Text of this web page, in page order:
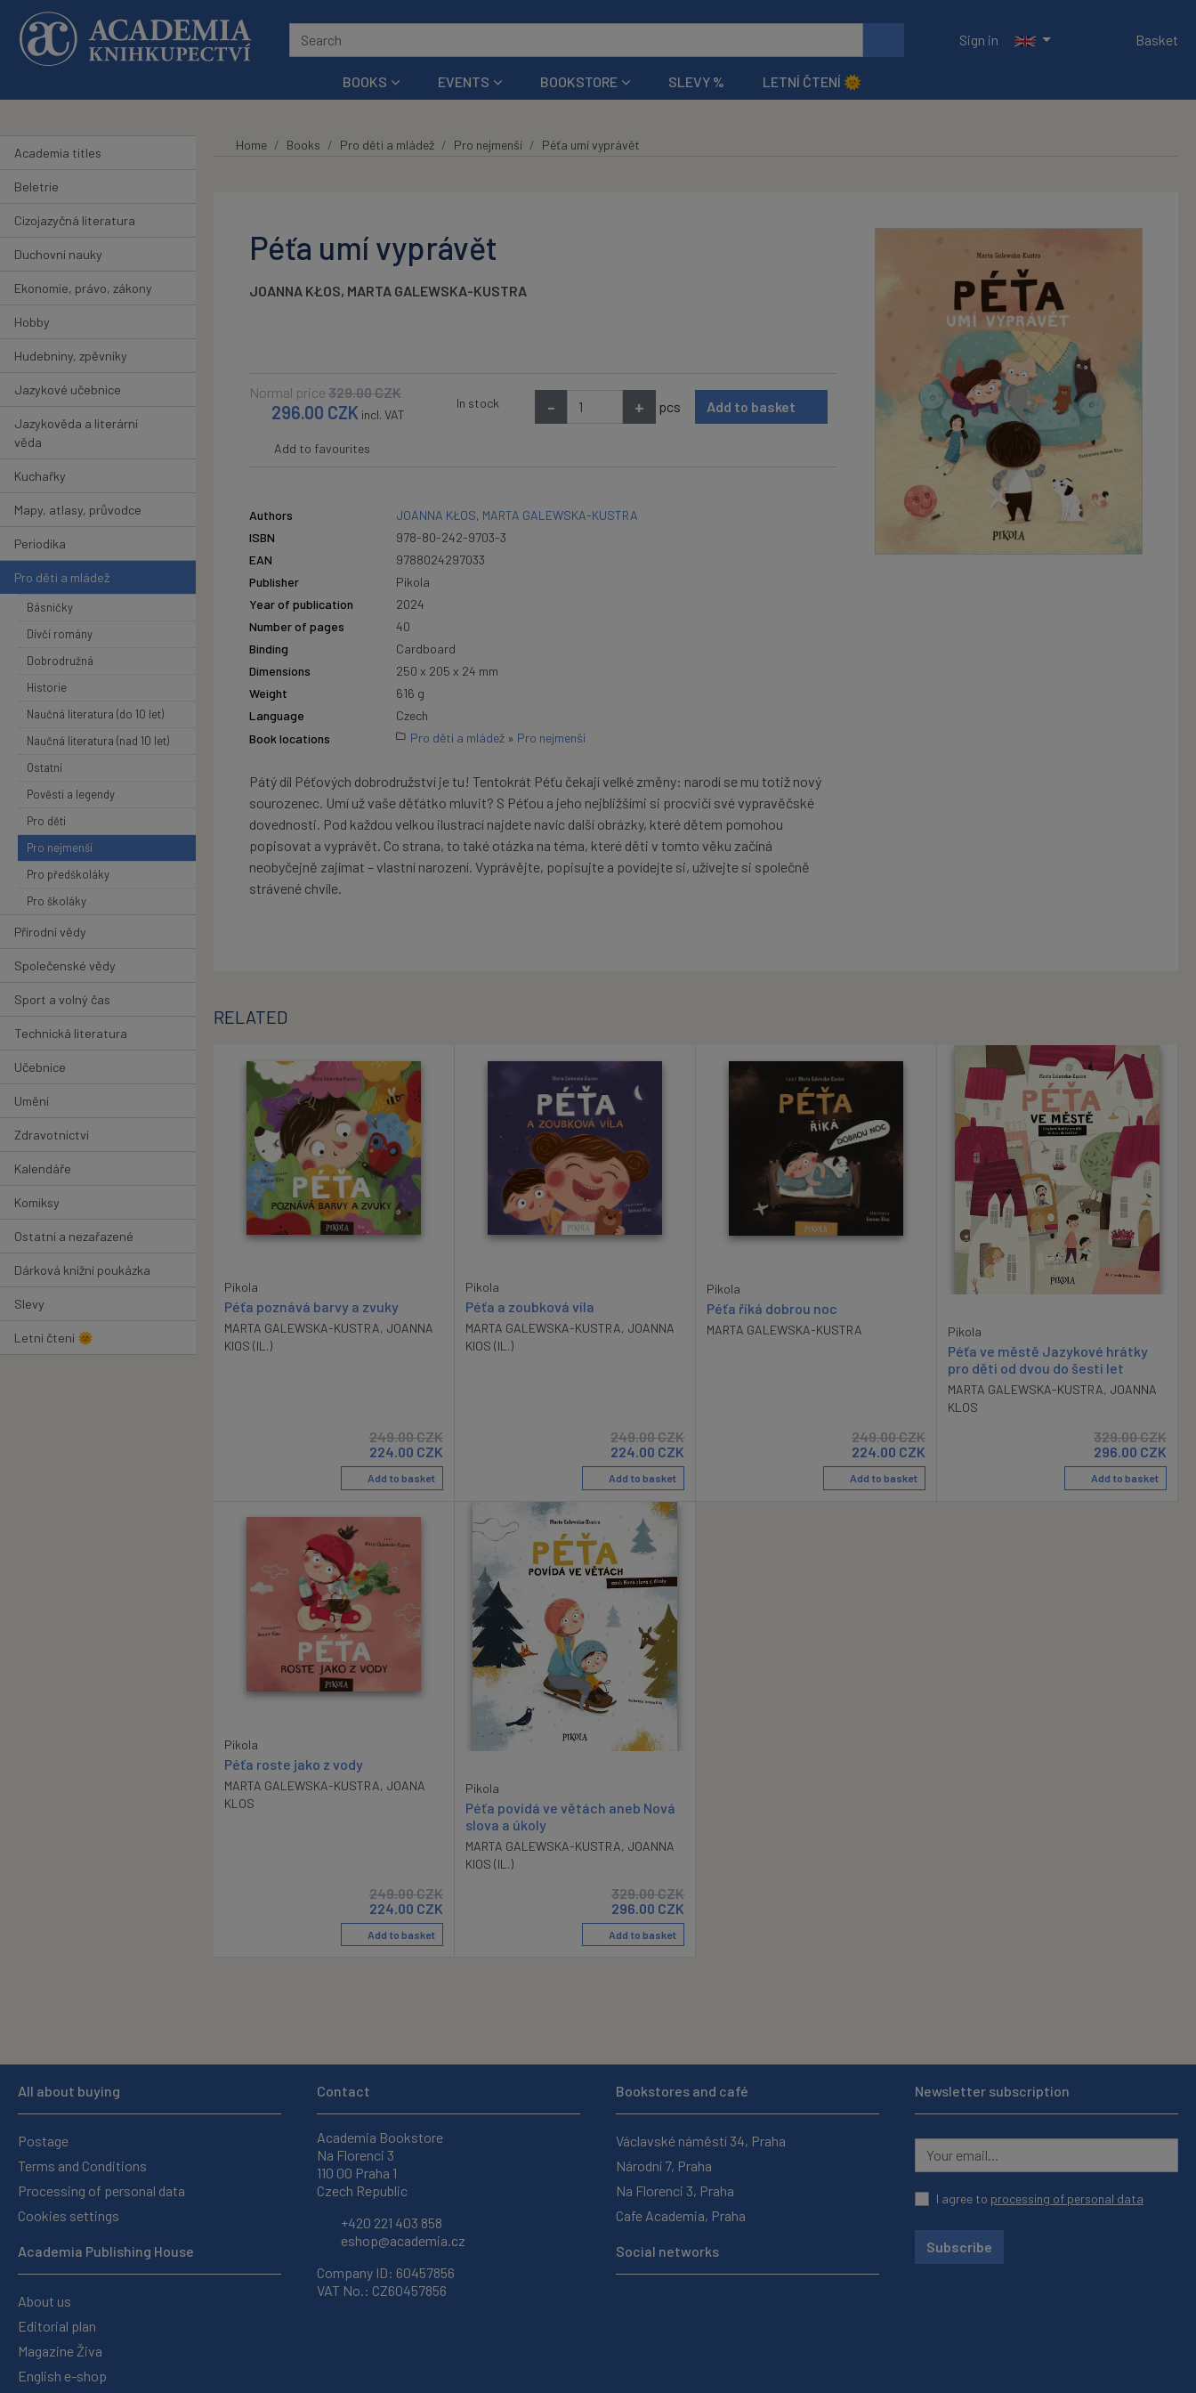
Skip to main content
Sign in
Basket
BOOKS EVENTS BOOKSTORE SLEVY % LETNÍ ČTENÍ 🌞
Academia titles
Beletrie
Cizojazyčná literatura
Duchovní nauky
Ekonomie, právo, zákony
Hobby
Hudebniny, zpěvníky
Jazykové učebnice
Jazykověda a literární
věda
Kuchařky
Mapy, atlasy, průvodce
Periodika
Pro děti a mládež
Básničky
Dívčí romány
Dobrodružná
Historie
Naučná literatura (do 10 let)
Naučná literatura (nad 10 let)
Ostatní
Pověsti a legendy
Pro děti
Pro nejmenší
Pro předškoláky
Pro školáky
Přírodní vědy
Společenské vědy
Sport a volný čas
Technická literatura
Učebnice
Umění
Zdravotnictví
Kalendáře
Komiksy
Ostatní a nezařazené
Dárková knižní poukázka
Slevy
Letní čtení 🌞
Home Books Pro děti a mládež Pro nejmenší Péťa umí vyprávět
Péťa umí vyprávět
JOANNA KŁOS, MARTA GALEWSKA-KUSTRA
Normal price 329.00CZK
296.00 CZK incl. VAT
In stock - + pcs Add to basket
Add to favourites
Authors JOANNA KŁOS, MARTA GALEWSKA-KUSTRA
ISBN
978-80-242-9703-3
EAN
9788024297033
Publisher
Pikola
Year of publication
2024
Number of pages
40
Binding
Cardboard
Dimensions
250 x 205 x 24 mm
Weight
616 g
Language
Czech
Book locations
Pro děti a mládež » Pro nejmenší
Pátý díl Péťových dobrodružství je tu! Tentokrát Péťu čekají velké změny: narodí se mu totiž nový
sourozenec. Umí už vaše děťátko mluvit? S Péťou a jeho nejbližšími si procvičí své vypravěčské
dovednosti. Pod každou velkou ilustrací najdete navíc další obrázky, které dětem pomohou
popisovat a vyprávět. Co strana, to také otázka na téma, které děti v tomto věku začíná
neobyčejně zajímat – vlastní narození. Vyprávějte, popisujte a povídejte si, užívejte si společně
strávené chvíle.
RELATED
Pikola
Péťa poznává barvy a zvuky
MARTA GALEWSKA-KUSTRA, JOANNA
KIOS (IL.)
249.00CZK
224.00 CZK
Add to basket
Pikola
Péťa a zoubková víla
MARTA GALEWSKA-KUSTRA, JOANNA
KIOS (IL.)
249.00CZK
224.00 CZK
Add to basket
Pikola
Péťa říká dobrou noc
MARTA GALEWSKA-KUSTRA
249.00CZK
224.00 CZK
Add to basket
Pikola
Péťa ve městě Jazykové hrátky
pro děti od dvou do šesti let
MARTA GALEWSKA-KUSTRA, JOANNA
KLOS
329.00CZK
296.00 CZK
Add to basket
Pikola
Péťa roste jako z vody
MARTA GALEWSKA-KUSTRA, JOANA
KLOS
249.00CZK
224.00 CZK
Add to basket
Pikola
Péťa povídá ve větách aneb Nová
slova a úkoly
MARTA GALEWSKA-KUSTRA, JOANNA
KIOS (IL.)
329.00CZK
296.00 CZK
Add to basket
All about buying
Postage
Terms and Conditions
Processing of personal data
Cookies settings
Academia Publishing House
About us
Editorial plan
Magazine Živa
English e-shop
Contact
Academia Bookstore
Na Florenci 3
110 00 Praha 1
Czech Republic
+420 221 403 858
eshop@academia.cz
Company ID: 60457856
VAT No.: CZ60457856
Bookstores and café
Václavské náměstí 34, Praha
Národní 7, Praha
Na Florenci 3, Praha
Cafe Academia, Praha
Social networks
Newsletter subscription
I agree to processing of personal data
Subscribe